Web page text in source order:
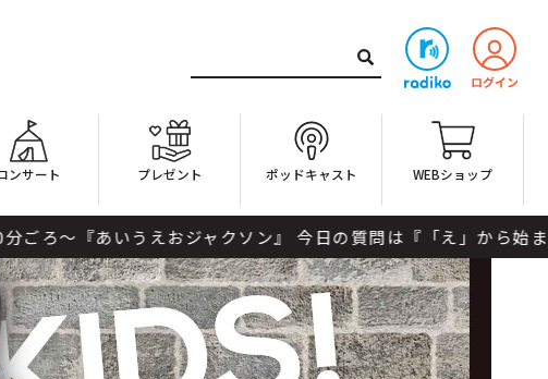
ンサート プレゼント ポッドキャスト WEBショップ
ジャクソン』 今日の質問は『「え」から始まる“おいしいも